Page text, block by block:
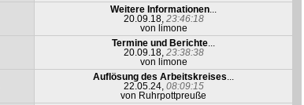
Weitere Informationen
20.09.18, 23:46:18
von limone
Termine und Berichte
20.09.18, 23:38:38
von limone
Auflösung des Arbeitskreises
22.05.24, 08:09:15
von Ruhrpottpreuße